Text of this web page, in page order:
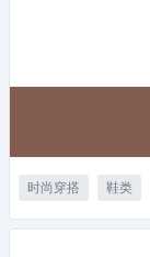
时尚穿搭 鞋类